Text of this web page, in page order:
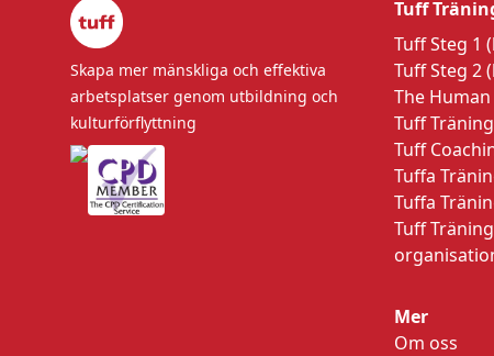
Skapa mer mänskliga och effektiva
arbetsplatser genom utbildning och
kulturförflyttning
Tuff
Tuff Steg 1
Tuff Steg 2
The
Tuff
Tuff
Tuffa
Tuffa
Tuff
Mer
Om oss